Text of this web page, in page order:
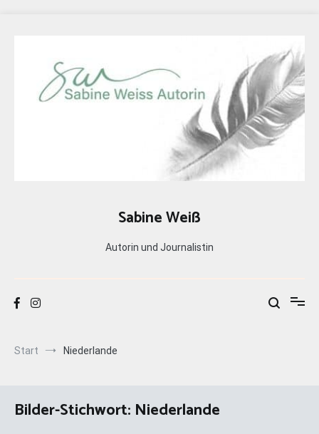
Sabine Weiß
Autorin und Journalistin
Start Niederlande
Bilder-Stichwort: Niederlande